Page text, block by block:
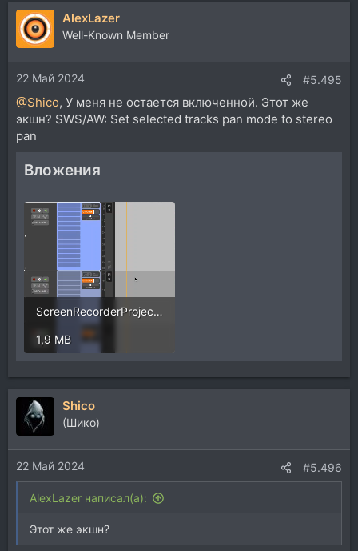
AlexLazer
Well-Known Member
22 Май 2024 #5.495
@Shico, У меня не остается включенной. Этот же
экшн? SWS/AW: Set selected tracks pan mode to stereo
pan
Вложения
ScreenRecorderProject1.mp4
1,9 MB
Shico
(Шико)
22 Май 2024 #5.496
AlexLazer написал(а):
Этот же экшн?